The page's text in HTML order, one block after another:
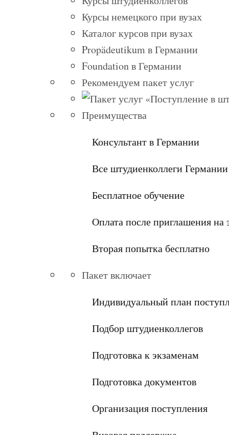
Курсы немецкого при вузах
Каталог курсов при вузах
Propädeutikum в Германии
Foundation в Германии
Рекомендуем пакет услуг
Преимущества
Консультант в Германии
Все штудиенколлеги Германии
Бесплатное обучение
Оплата после приглашения на
Вторая попытка бесплатно
Пакет включает
Индивидуальный план
Подбор штудиенколлегов
Подготовка к экзаменам
Подготовка документов
Организация поступления